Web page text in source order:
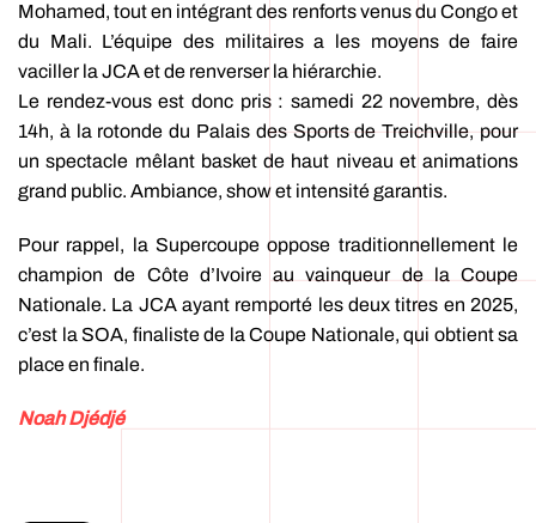
Mohamed, tout en intégrant des renforts venus du Congo et
du Mali. L’équipe des militaires a les moyens de faire
vaciller la JCA et de renverser la hiérarchie.
Le rendez-vous est donc pris : samedi 22 novembre, dès
14h, à la rotonde du Palais des Sports de Treichville, pour
un spectacle mêlant basket de haut niveau et animations
grand public. Ambiance, show et intensité garantis.
Pour rappel, la Supercoupe oppose traditionnellement le
champion de Côte d’Ivoire au vainqueur de la Coupe
Nationale. La JCA ayant remporté les deux titres en 2025,
c’est la SOA, finaliste de la Coupe Nationale, qui obtient sa
place en finale.
Noah Djédjé